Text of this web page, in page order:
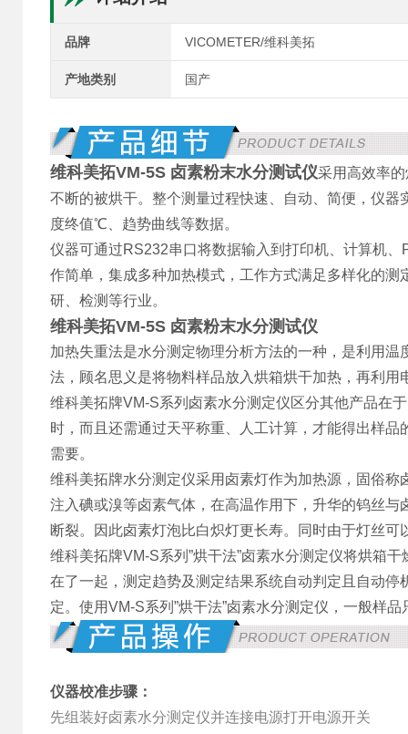
品牌 VICOMETER/维科美拓
产地类别 国产
维科美拓VM-5S 卤素粉末水分测试仪采用高效率
不断的被烘干。整个测量过程快速、自动、简便，仪
度终值℃、趋势曲线等数据。
仪器可通过RS232串口将数据输入到打印机、计算机
作简单，集成多种加热模式，工作方式满足多样化的
研、检测等行业。
维科美拓VM-5S 卤素粉末水分测试仪
加热失重法是水分测定物理分析方法的一种，是利用
法，顾名思义是将物料样品放入烘箱烘干加热，再利
维科美拓牌VM-S系列卤素水分测定仪区分其他产品在
时，而且还需通过天平称重、人工计算，才能得出样
需要。
维科美拓牌水分测定仪采用卤素灯作为加热源，固俗
注入碘或溴等卤素气体，在高温作用下，升华的钨丝
断裂。因此卤素灯泡比白炽灯更长寿。同时由于灯丝
维科美拓牌VM-S系列”烘干法”卤素水分测定仪将烘箱
在了一起，测定趋势及测定结果系统自动判定且自动
定。使用VM-S系列”烘干法”卤素水分测定仪，一般样
仪器校准步骤：
先组装好卤素水分测定仪并连接电源打开电源开关